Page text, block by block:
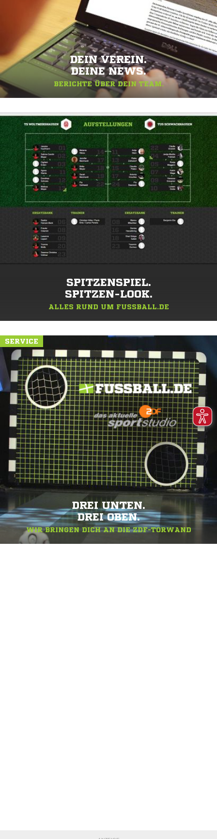
DEIN VEREIN.
DEINE NEWS.
BERICHTE ÜBER DEIN TEAM.
SPITZENSPIEL.
SPITZEN-LOOK.
ALLES RUND UM FUSSBALL.DE
SERVICE
DREI UNTEN.
DREI OBEN.
WIR BRINGEN DICH AN DIE ZDF-TORWAND